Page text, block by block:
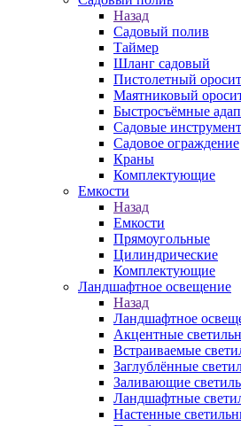
Назад
Садовый полив
Таймер
Шланг садовый
Пистолетный
Маятниковый
Быстросъёмные
Садовые
Садовое ограждение
Краны
Комплектующие
Емкости
Назад
Емкости
Прямоугольные
Цилиндрические
Комплектующие
Ландшафтное освещение
Назад
Ландшафтное
Акцентные
Встраиваемые
Заглублённые
Заливающие
Ландшафтные
Настенные